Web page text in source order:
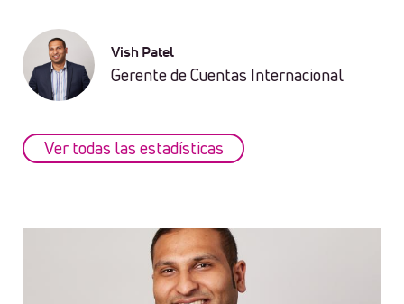
Vish Patel
Gerente de Cuentas Internacional
Ver todas las estadísticas